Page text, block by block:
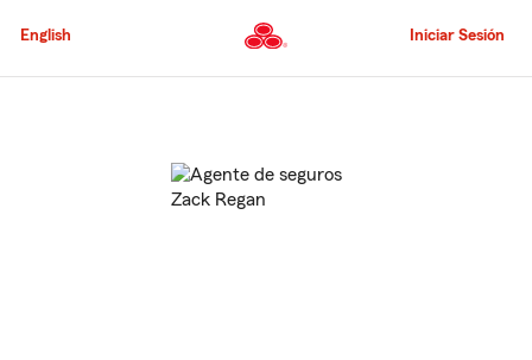
al
principal
English Iniciar Sesión